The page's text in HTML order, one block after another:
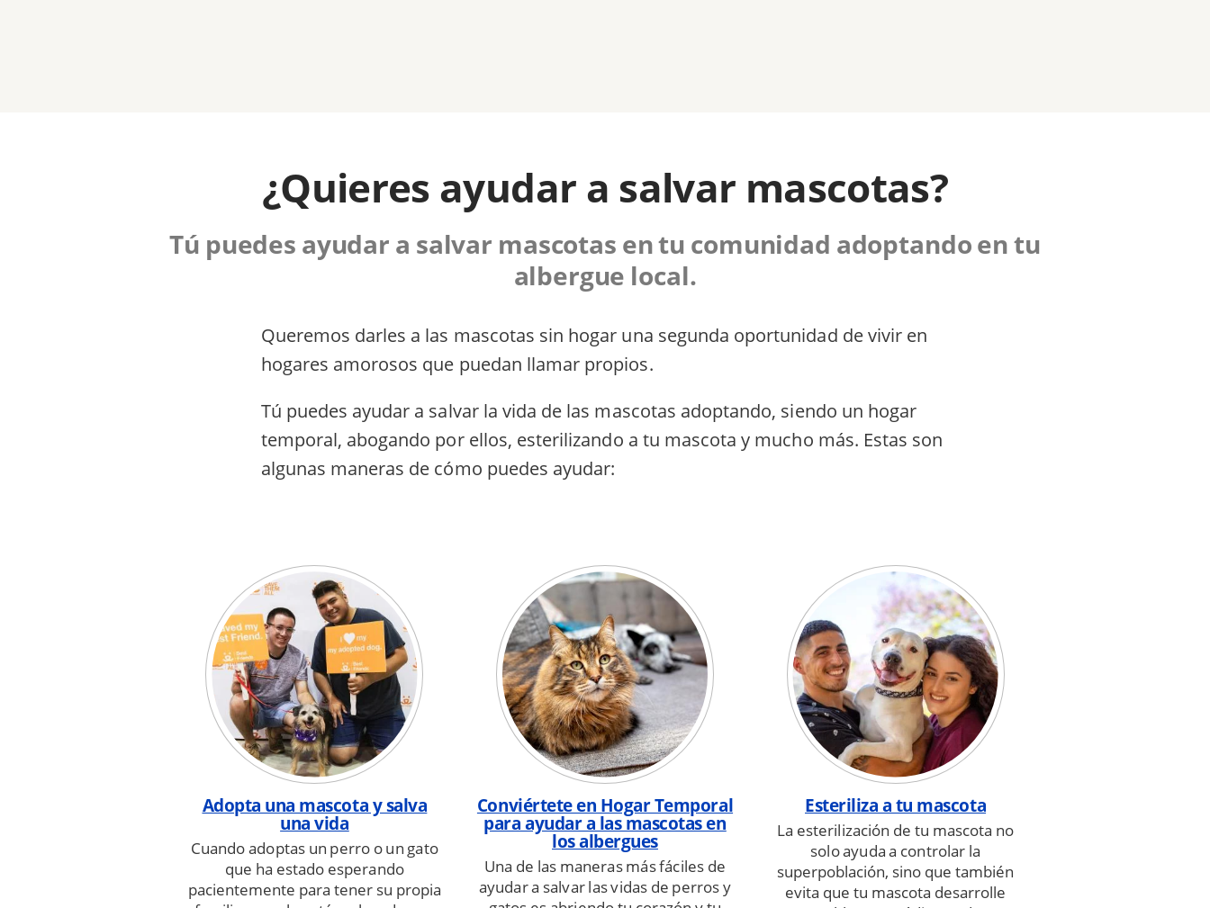
¿Quieres ayudar a salvar mascotas?
Tú puedes ayudar a salvar mascotas en tu comunidad adoptando en tu
albergue local.
Queremos darles a las mascotas sin hogar una segunda oportunidad de vivir en
hogares amorosos que puedan llamar propios.
Tú puedes ayudar a salvar la vida de las mascotas adoptando, siendo un hogar
temporal, abogando por ellos, esterilizando a tu mascota y mucho más. Estas son
algunas maneras de cómo puedes ayudar:
Adopta una mascota y salva
una vida
Cuando adoptas un perro o un gato
que ha estado esperando
pacientemente para tener su propia
Conviértete en Hogar Temporal
para ayudar a las mascotas en
los albergues
Una de las maneras más fáciles de
ayudar a salvar las vidas de perros y
Esteriliza a tu mascota
La esterilización de tu mascota no
solo ayuda a controlar la
superpoblación, sino que también
evita que tu mascota desarrolle